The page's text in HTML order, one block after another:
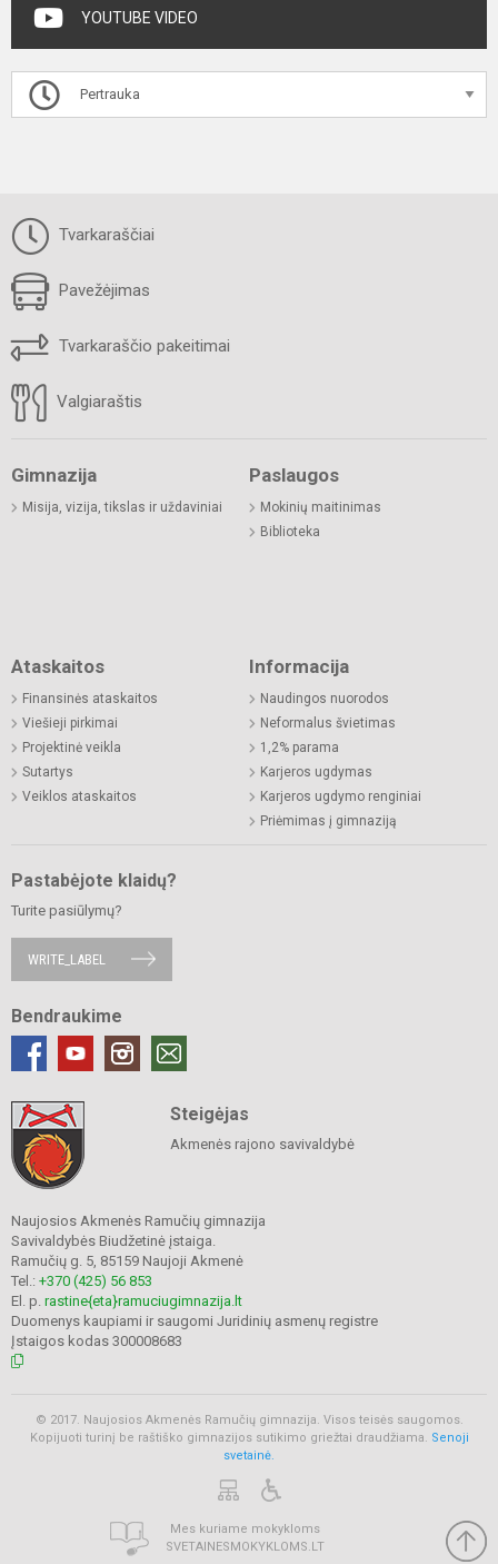
YOUTUBE VIDEO
Pertrauka
Tvarkaraščiai
Pavežėjimas
Tvarkaraščio pakeitimai
Valgiaraštis
Gimnazija
Misija, vizija, tikslas ir uždaviniai
Paslaugos
Mokinių maitinimas
Biblioteka
Ataskaitos
Finansinės ataskaitos
Viešieji pirkimai
Projektinė veikla
Sutartys
Veiklos ataskaitos
Informacija
Naudingos nuorodos
Neformalus švietimas
1,2% parama
Karjeros ugdymas
Karjeros ugdymo renginiai
Priėmimas į gimnaziją
Pastabėjote klaidų?
Turite pasiūlymų?
WRITE_LABEL
Bendraukime
Steigėjas
Akmenės rajono savivaldybė
Naujosios Akmenės Ramučių gimnazija
Savivaldybės Biudžetinė įstaiga.
Ramučių g. 5, 85159 Naujoji Akmenė
Tel.: +370 (425) 56 853
El. p. rastine{eta}ramuciugimnazija.lt
Duomenys kaupiami ir saugomi Juridinių asmenų registre
Įstaigos kodas 300008683
© 2017. Naujosios Akmenės Ramučių gimnazija. Visos teisės saugomos.
Kopijuoti turinį be raštiško gimnazijos sutikimo griežtai draudžiama. Senoji
svetainė.
Mes kuriame mokykloms
SVETAINESMOKYKLOMS.LT